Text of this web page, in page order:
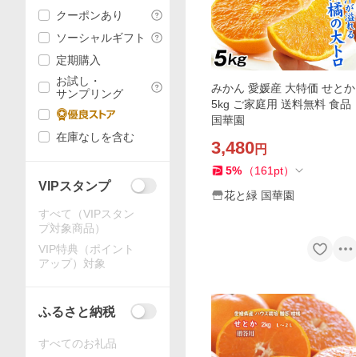
みかん 愛媛産 大特価 せとか
5kg ご家庭用 送料無料 食品
国華園
3,480円
5% （161 pt）
花と緑 国華園
クーポンあり
ソーシャルギフト
定期購入
お試し・
サンプリング
在庫なしを含む
VIPスタンプ
すべて（VIPスタン
プ対象商品）
VIP特典（ポイント
アップ）対象
ふるさと納税
すべてのお礼品